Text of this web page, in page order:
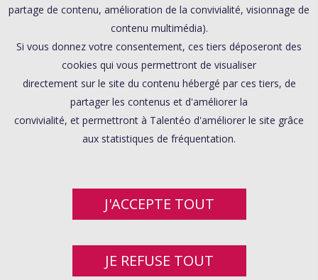
partage de contenu, amélioration de la convivialité, visionnage de
contenu multimédia).
Si vous donnez votre consentement, ces tiers déposeront des
cookies qui vous permettront de visualiser
directement sur le site du contenu hébergé par ces tiers, de
partager les contenus et d'améliorer la
convivialité, et permettront à Talentéo d'améliorer le site grâce
aux statistiques de fréquentation.
J'ACCEPTE TOUT
JE REFUSE TOUT